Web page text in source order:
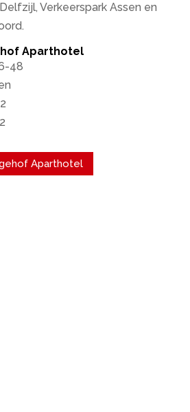
Verkeerspark Assen en
Aparthotel
48
Aparthotel